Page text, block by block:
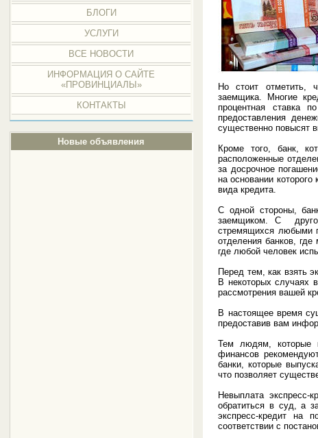
БЛОГИ
УСЛУГИ
ВСЕ НОВОСТИ
ИНФОРМАЦИЯ О САЙТЕ
«ПРОВИНЦИАЛЫ»
КОНТАКТЫ
Новые объявления
Но стоит отметить,
заемщика. Многие
процентная ставка
предоставления
существенно повысят
Кроме того, банк,
расположенные
за досрочное
на основании
вида кредита.
С одной стороны,
заемщиком. С
стремящихся любыми
отделения банков, где
где любой человек
Перед тем, как взять
В некоторых случаях
рассмотрения вашей
В настоящее время
предоставив вам
Тем людям, которые
финансов
банки, которые
что позволяет
Невыплата экспресс-
обратиться в суд, а
экспресс-кредит на
соответствии с